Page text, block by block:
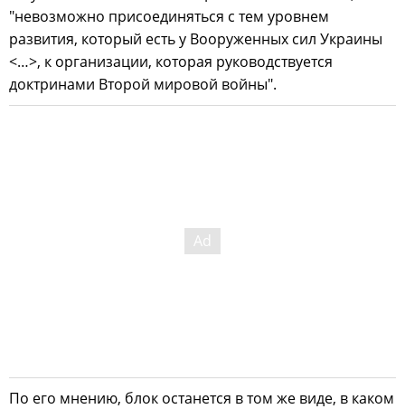
"невозможно присоединяться с тем уровнем
развития, который есть у Вооруженных сил Украины
<…>, к организации, которая руководствуется
доктринами Второй мировой войны".
По его мнению, блок останется в том же виде, в каком